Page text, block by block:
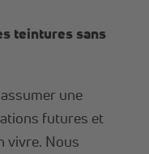
teintures sans
une
futures et
vivre. Nous